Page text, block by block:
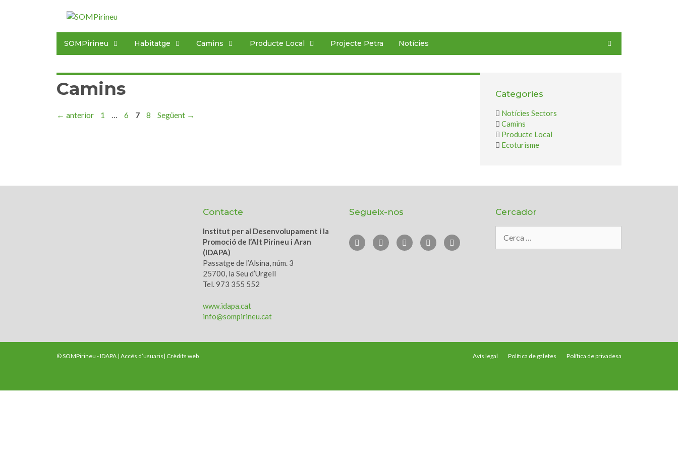
SOMPirineu Habitatge Camins Producte Local Projecte Petra Notícies
Camins
← anterior 1 … 6 7 8 Següent →
Categories
Notícies Sectors
Camins
Producte Local
Ecoturisme
Contacte
Institut per al Desenvolupament i la
Promoció de l’Alt Pirineu i Aran
(IDAPA)
Passatge de l’Alsina, núm. 3
25700, la Seu d’Urgell
Tel. 973 355 552
www.idapa.cat
info@sompirineu.cat
Segueix-nos Cercador
Avís legal Política de galetes Política de privadesa
© SOMPirineu - IDAPA | Accés d’usuaris| Crèdits web